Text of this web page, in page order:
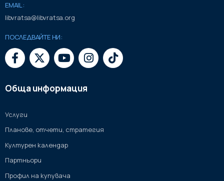
EMAIL:
libvratsa@libvratsa.org
ПОСЛЕДВАЙТЕ НИ:
Обща информация
Услуги
Планове, отчети, стратегия
Културен календар
Партньори
Профил на купувача